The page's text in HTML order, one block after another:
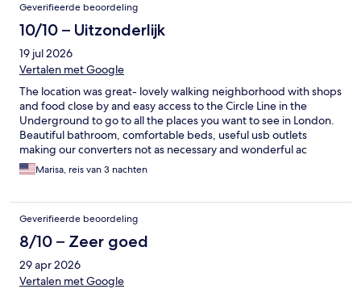
Geverifieerde beoordeling
10/10 – Uitzonderlijk
19 jul 2026
Vertalen met Google
The location was great- lovely walking neighborhood with shops
and food close by and easy access to the Circle Line in the
Underground to go to all the places you want to see in London.
Beautiful bathroom, comfortable beds, useful usb outlets
making our converters not as necessary and wonderful ac
during the heat wave. We definitely want to come back for
another stay!
Marisa, reis van 3 nachten
Geverifieerde beoordeling
8/10 – Zeer goed
29 apr 2026
Vertalen met Google